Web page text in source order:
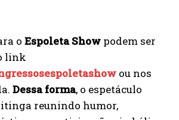
o Espoleta Show podem ser
link
ou nos
Dessa forma, o espetáculo
reunindo humor,